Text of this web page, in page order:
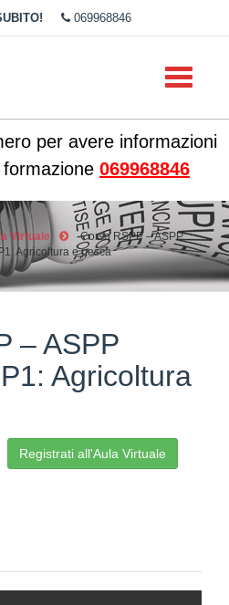
069968846
Toggle
per avere informazioni
069968846
Virtuale
Corso RSPP – ASPP
Agricoltura e pesca
– ASPP
Agricoltura
Registrati all'Aula Virtuale